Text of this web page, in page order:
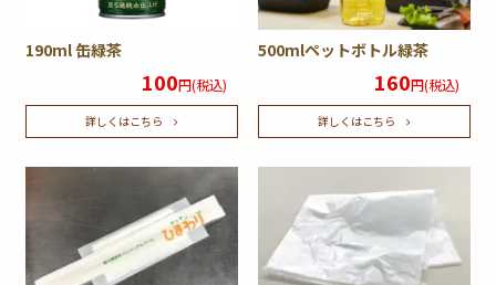
190ml 缶緑茶
100円(税込)
詳しくはこちら
500mlペットボトル緑茶
160円(税込)
詳しくはこちら